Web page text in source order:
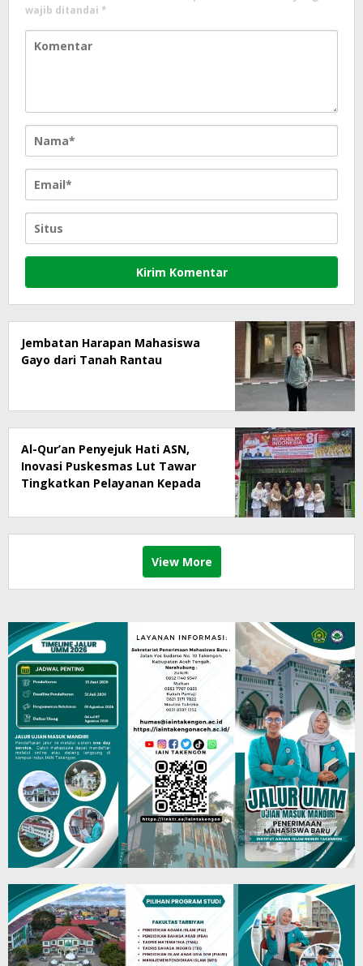
wajib ditandai *
Jembatan Harapan Mahasiswa
Gayo dari Tanah Rantau
Al-Qur’an Penyejuk Hati ASN,
Inovasi Puskesmas Lut Tawar
Tingkatkan Pelayanan Kepada
View More